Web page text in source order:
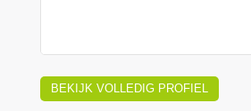
BEKIJK VOLLEDIG PROFIEL